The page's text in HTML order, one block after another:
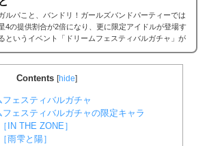
ルパこと、バンドリ！ガールズバンドパーティーでは
4の提供割合が2倍になり、更に限定アイドルが登場す
というイベント「ドリームフェスティバルガチャ」が
とめています。ドリームフェスティバルガチャとはドリ
ームフェスティバルガチャとは、定期的にガルパのアプ
内で行われるガチャイベントであり、星4の提供確率が
2倍の6％になるだけでなく、期間限定メンバーが登場す
るというかなり豪華なガチャイベントになります。...
Contents [hide]
ェスティバルガチャ
ェスティバルガチャの限定キャラ
IN THE ZONE］
雨雫と陽］